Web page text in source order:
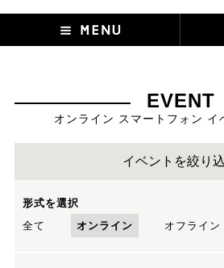
EVENT
オンライン スマートフォン イ
イベントを絞り
形式を選択
全て
オンライン オフライン